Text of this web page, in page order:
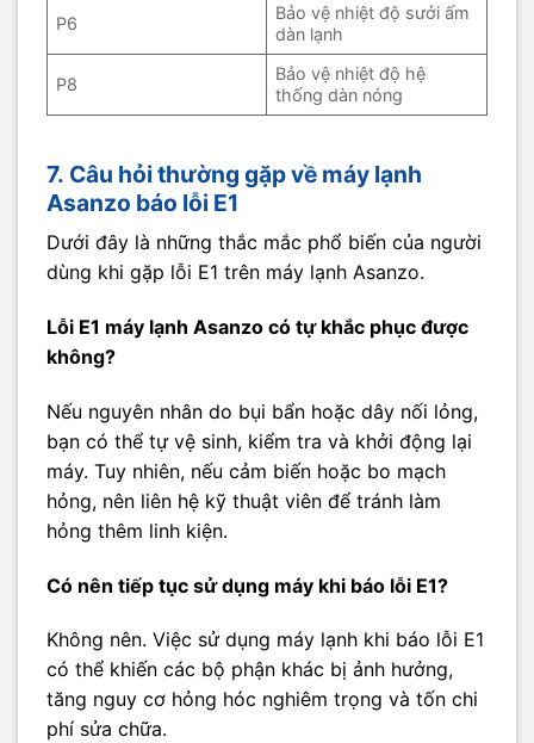
P6
Bảo vệ nhiệt độ sưởi ấm
dàn lạnh
P8
Bảo vệ nhiệt độ hệ
thống dàn nóng
7. Câu hỏi thường gặp về máy lạnh
Asanzo báo lỗi E1
Dưới đây là những thắc mắc phổ biến của người
dùng khi gặp lỗi E1 trên máy lạnh Asanzo.
Lỗi E1 máy lạnh Asanzo có tự khắc phục được
không?
Nếu nguyên nhân do bụi bẩn hoặc dây nối lỏng,
bạn có thể tự vệ sinh, kiểm tra và khởi động lại
máy. Tuy nhiên, nếu cảm biến hoặc bo mạch
hỏng, nên liên hệ kỹ thuật viên để tránh làm
hỏng thêm linh kiện.
Có nên tiếp tục sử dụng máy khi báo lỗi E1?
Không nên. Việc sử dụng máy lạnh khi báo lỗi E1
có thể khiến các bộ phận khác bị ảnh hưởng,
tăng nguy cơ hỏng hóc nghiêm trọng và tốn chi
phí sửa chữa.